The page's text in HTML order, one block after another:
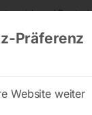
und
Präferenz
Website weiter